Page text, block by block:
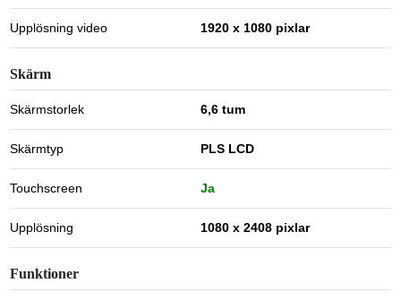
Upplösning video 1920 x 1080 pixlar
Skärm
Skärmstorlek 6,6 tum
Skärmtyp PLS LCD
Touchscreen Ja
Upplösning 1080 x 2408 pixlar
Funktioner